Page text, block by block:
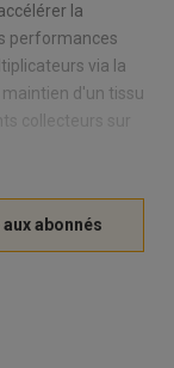
la
performances
via la
d'un tissu
collec­teurs sur